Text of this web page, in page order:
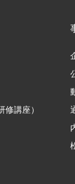
修講座）